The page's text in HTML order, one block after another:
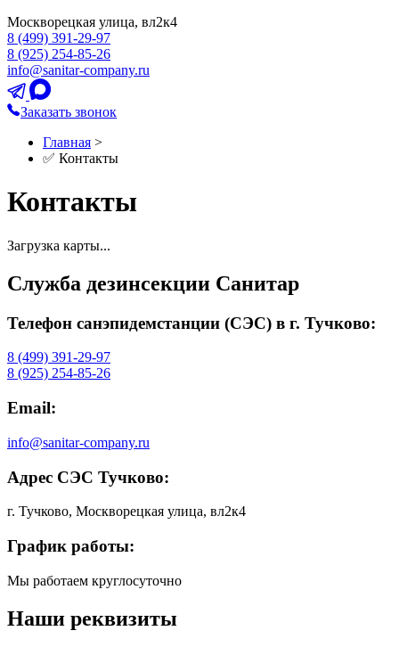
Москворецкая улица, вл2к4
8 (499) 391-29-97
8 (925) 254-85-26
info@sanitar-company.ru
Заказать звонок
Главная >
✅ Контакты
Контакты
Загрузка карты...
Служба дезинсекции Санитар
Телефон санэпидемстанции (СЭС) в г. Тучково:
8 (499) 391-29-97
8 (925) 254-85-26
Email:
info@sanitar-company.ru
Адрес СЭС Тучково:
г. Тучково, Москворецкая улица, вл2к4
График работы:
Мы работаем круглосуточно
Наши реквизиты